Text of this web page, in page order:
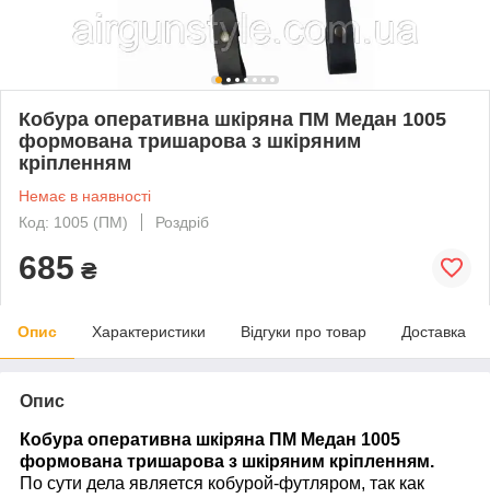
Кобура оперативна шкіряна ПМ Медан 1005
формована тришарова з шкіряним
кріпленням
Немає в наявності
Код: 1005 (ПМ)
Роздріб
685 ₴
Опис Характеристики Відгуки про товар Доставка
Опис
Кобура оперативна шкіряна ПМ Медан 1005
формована тришарова з шкіряним кріпленням.
По сути дела является кобурой-футляром, так как